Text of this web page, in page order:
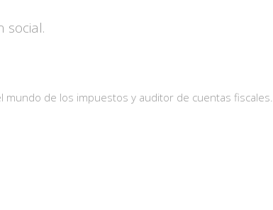
social.
mundo de los impuestos y auditor de cuentas fiscales.